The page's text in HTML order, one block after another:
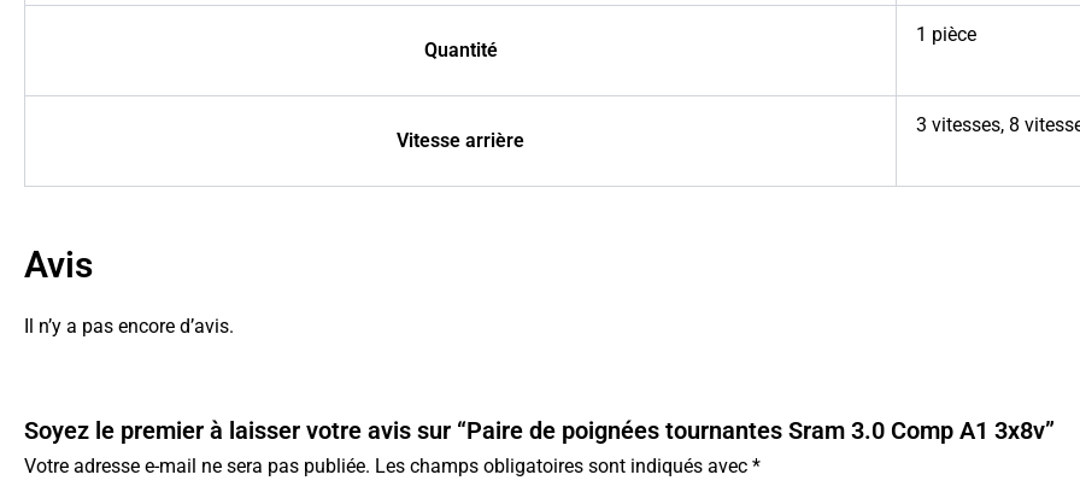
Quantité
1 pièce
Vitesse arrière
3 vitesses, 8
Avis
Il n’y a pas encore d’avis.
Soyez le premier à laisser votre avis sur “Paire de poignées tournantes Sram 3.0 Comp A1 3x8v”
Votre adresse e-mail ne sera pas publiée. Les champs obligatoires sont indiqués avec *